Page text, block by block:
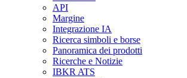
API
Margine
Integrazione IA
Ricerca simboli e borse
Panoramica dei prodotti
Ricerche e Notizie
IBKR ATS